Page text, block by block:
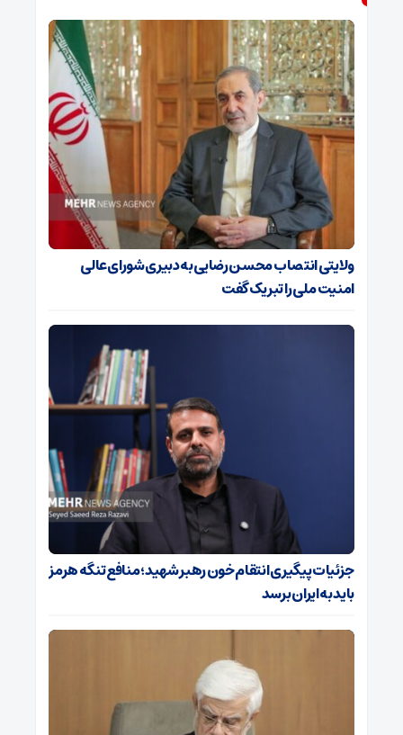
ولایتی انتصاب محسن رضایی به دبیری شورای‌عالی
امنیت ملی را تبریک گفت
جزئیات پیگیری انتقام خون رهبر شهید؛ منافع تنگه هرمز
باید به ایران برسد